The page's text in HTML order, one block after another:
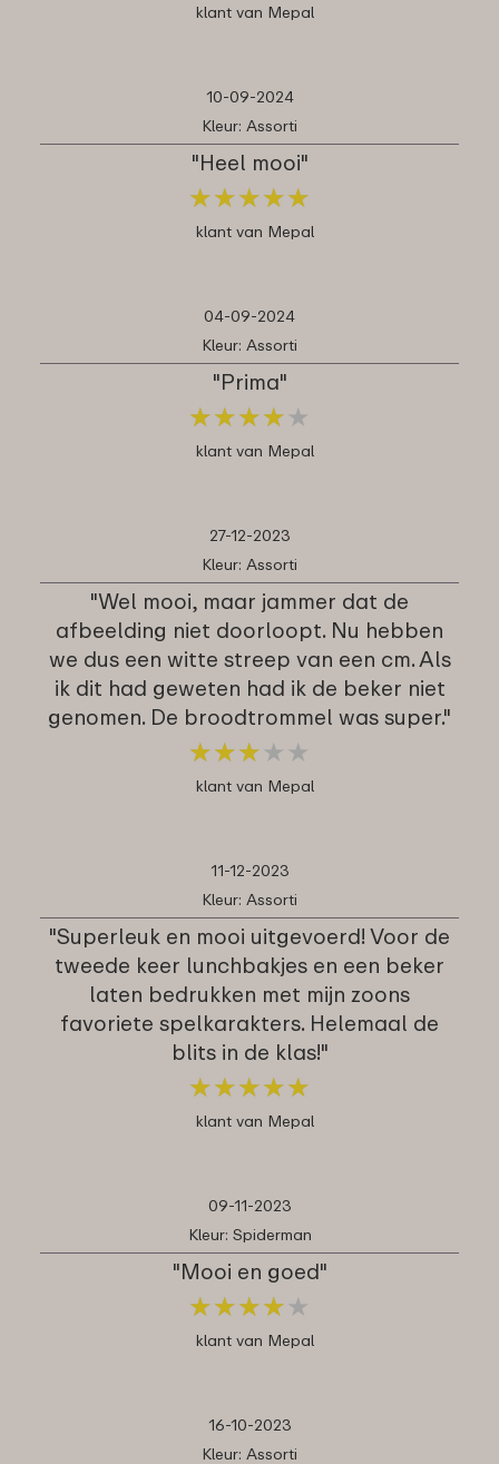
klant van Mepal
10-09-2024
Kleur: Assorti
"Heel mooi"
★★★★★
★★★★★
klant van Mepal
04-09-2024
Kleur: Assorti
"Prima"
★★★★ ★
★★★★ ★
klant van Mepal
27-12-2023
Kleur: Assorti
"Wel mooi, maar jammer dat de
afbeelding niet doorloopt. Nu hebben
we dus een witte streep van een cm. Als
ik dit had geweten had ik de beker niet
genomen. De broodtrommel was super."
★★★ ★ ★
★★★ ★ ★
klant van Mepal
11-12-2023
Kleur: Assorti
"Superleuk en mooi uitgevoerd! Voor de
tweede keer lunchbakjes en een beker
laten bedrukken met mijn zoons
favoriete spelkarakters. Helemaal de
blits in de klas!"
★★★★★
★★★★★
klant van Mepal
09-11-2023
Kleur: Spiderman
"Mooi en goed"
★★★★ ★
★★★★ ★
klant van Mepal
16-10-2023
Kleur: Assorti